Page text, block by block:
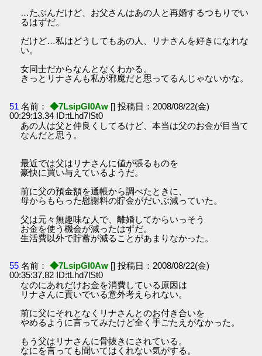
…たぶんだけど、お父さんはあの人と再婚するつもりでい
るはずだ。
だけど…私はどうしてもあの人、リナさんを好きになれな
い。
女同士だからなんとなくわかる。
きっとリナさんも私が邪魔だと思ってるんじゃないかな。
51 名前： ◆7LsipGI0Aw [] 投稿日：2008/08/22(金)
00:29:13.34 ID:tLhd7lSt0
あの人は父と仲良くしてるけど、本当は父のお金が目当て
なんだと思う。
最近では父はリナさんに値が張るものを
豪快に買い与えているようだ。
前に父の預金額を通帳から調べたときに、
母からもらった慰謝料の貯金がだいぶ減っていた。
父は元々無趣味な人で、離婚してからいっそう
お金を使う機会が減ったはずだ。
生活費以外で貯蓄が減ることがあまりなかった。
55 名前： ◆7LsipGI0Aw [] 投稿日：2008/08/22(金)
00:35:37.82 ID:tLhd7lSt0
なのにあれだけお金を消費している原因は
リナさんに貢いでいる意外考えられない。
前に父にそれとなくリナさんとのお付き合いを
やめるように言ってみたけど全く手ごたえがなかった。
もう父はリナさんに骨抜きにされている。
なにを言っても聞いてはくれない気がする。